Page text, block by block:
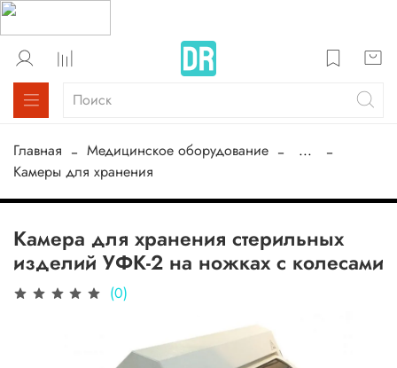
Главная Медицинское оборудование
...
Камеры для хранения
Камера для хранения стерильных
изделий УФК-2 на ножках с колесами
(0)